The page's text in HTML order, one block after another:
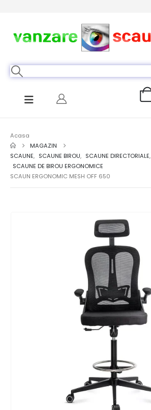
Acasa
MAGAZIN
SCAUNE, SCAUNE BIROU, SCAUNE DIRECTORIALE,
SCAUNE DE BIROU ERGONOMICE
SCAUN ERGONOMIC MESH OFF 650